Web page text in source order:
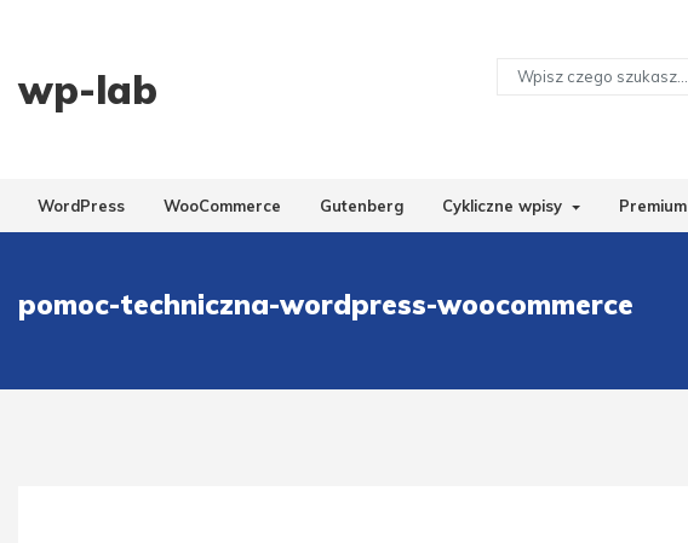
wp-lab
WordPress WooCommerce Gutenberg Cykliczne wpisy Premium
pomoc-techniczna-wordpress-woocommerce